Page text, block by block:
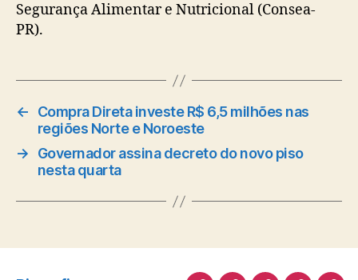
Segurança Alimentar e Nutricional (Consea-
PR).
←
Compra Direta investe R$ 6,5 milhões nas
regiões Norte e Noroeste
→
Governador assina decreto do novo piso
nesta quarta